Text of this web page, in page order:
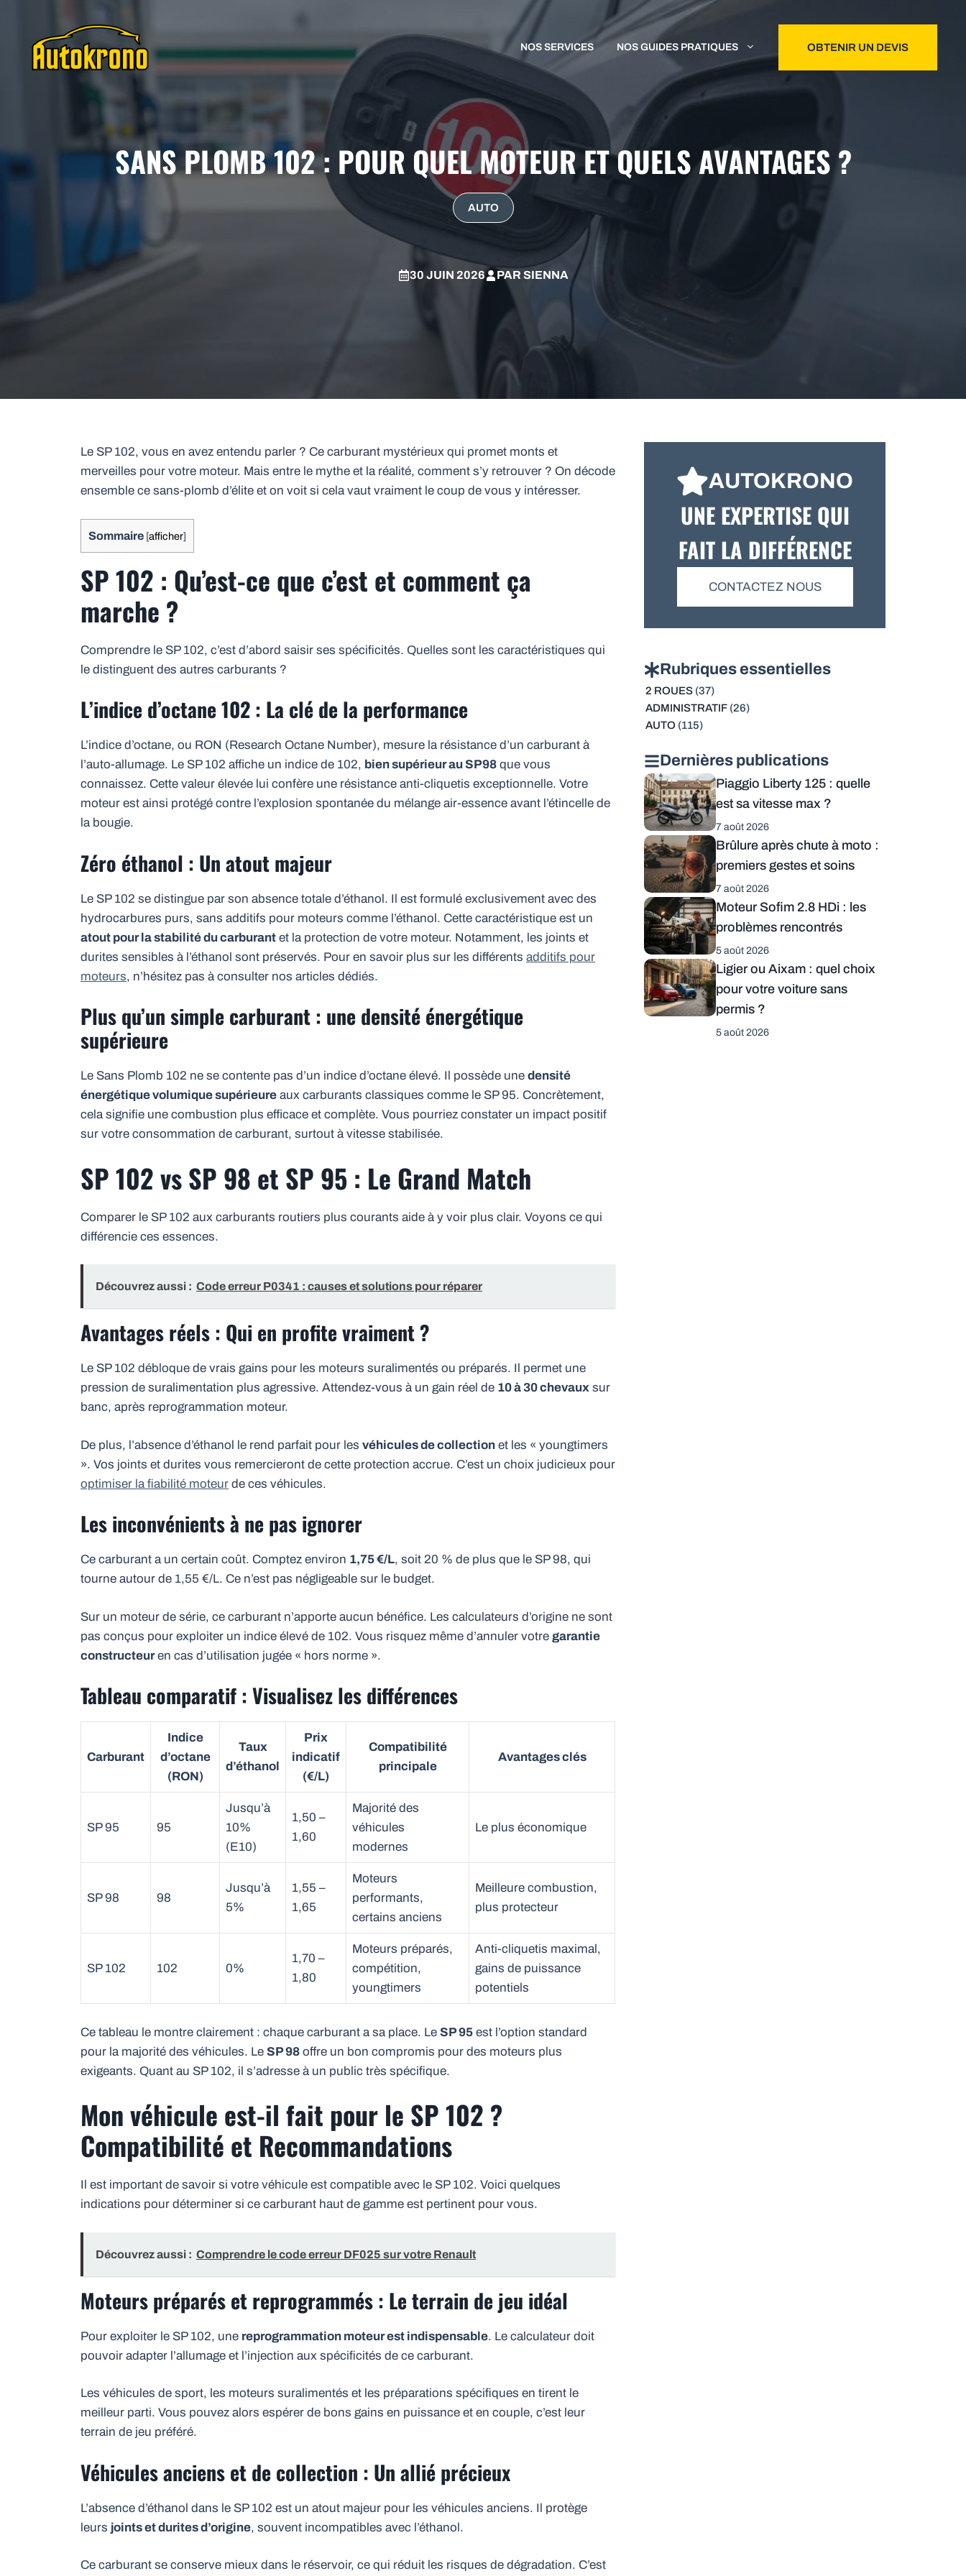
contenu
NOS SERVICES NOS GUIDES PRATIQUES OBTENIR UN DEVIS
SANS PLOMB 102 : POUR QUEL MOTEUR ET QUELS AVANTAGES ?
AUTO
30 JUIN 2026 PAR SIENNA
Le SP 102, vous en avez entendu parler ? Ce carburant mystérieux qui promet monts et
merveilles pour votre moteur. Mais entre le mythe et la réalité, comment s’y retrouver ? On décode
ensemble ce sans-plomb d’élite et on voit si cela vaut vraiment le coup de vous y intéresser.
Sommaire [afficher]
SP 102 : Qu’est-ce que c’est et comment ça
marche ?
Comprendre le SP 102, c’est d’abord saisir ses spécificités. Quelles sont les caractéristiques qui
le distinguent des autres carburants ?
L’indice d’octane 102 : La clé de la performance
L’indice d’octane, ou RON (Research Octane Number), mesure la résistance d’un carburant à
l’auto-allumage. Le SP 102 affiche un indice de 102, bien supérieur au SP98 que vous
connaissez. Cette valeur élevée lui confère une résistance anti-cliquetis exceptionnelle. Votre
moteur est ainsi protégé contre l’explosion spontanée du mélange air-essence avant l’étincelle de
la bougie.
Zéro éthanol : Un atout majeur
Le SP 102 se distingue par son absence totale d’éthanol. Il est formulé exclusivement avec des
hydrocarbures purs, sans additifs pour moteurs comme l’éthanol. Cette caractéristique est un
atout pour la stabilité du carburant et la protection de votre moteur. Notamment, les joints et
durites sensibles à l’éthanol sont préservés. Pour en savoir plus sur les différents additifs pour
moteurs, n’hésitez pas à consulter nos articles dédiés.
Plus qu’un simple carburant : une densité énergétique
supérieure
Le Sans Plomb 102 ne se contente pas d’un indice d’octane élevé. Il possède une densité
énergétique volumique supérieure aux carburants classiques comme le SP 95. Concrètement,
cela signifie une combustion plus efficace et complète. Vous pourriez constater un impact positif
sur votre consommation de carburant, surtout à vitesse stabilisée.
SP 102 vs SP 98 et SP 95 : Le Grand Match
Comparer le SP 102 aux carburants routiers plus courants aide à y voir plus clair. Voyons ce qui
différencie ces essences.
Découvrez aussi : Code erreur P0341 : causes et solutions pour réparer
Avantages réels : Qui en profite vraiment ?
Le SP 102 débloque de vrais gains pour les moteurs suralimentés ou préparés. Il permet une
pression de suralimentation plus agressive. Attendez-vous à un gain réel de 10 à 30 chevaux sur
banc, après reprogrammation moteur.
De plus, l’absence d’éthanol le rend parfait pour les véhicules de collection et les « youngtimers
». Vos joints et durites vous remercieront de cette protection accrue. C’est un choix judicieux pour
optimiser la fiabilité moteur de ces véhicules.
Les inconvénients à ne pas ignorer
Ce carburant a un certain coût. Comptez environ 1,75 €/L, soit 20 % de plus que le SP 98, qui
tourne autour de 1,55 €/L. Ce n’est pas négligeable sur le budget.
Sur un moteur de série, ce carburant n’apporte aucun bénéfice. Les calculateurs d’origine ne sont
pas conçus pour exploiter un indice élevé de 102. Vous risquez même d’annuler votre garantie
constructeuren cas d’utilisation jugée « hors norme ».
Tableau comparatif : Visualisez les différences
Carburant
Indice
d’octane
(RON)
Taux
d’éthanol
Prix
indicatif
(€/L)
Compatibilité
principale
Avantages clés
SP 95 95
Jusqu’à
10%
(E10)
1,50 –
1,60
Majorité des
véhicules
modernes
Le plus économique
SP 98 98
Jusqu’à
5%
1,55 –
1,65
Moteurs
performants,
certains anciens
Meilleure combustion,
plus protecteur
SP 102 102 0%
1,70 –
1,80
Moteurs préparés,
compétition,
youngtimers
Anti-cliquetis maximal,
gains de puissance
potentiels
Ce tableau le montre clairement : chaque carburant a sa place. Le SP 95 est l’option standard
pour la majorité des véhicules. Le SP 98 offre un bon compromis pour des moteurs plus
exigeants. Quant au SP 102, il s’adresse à un public très spécifique.
Mon véhicule est-il fait pour le SP 102 ?
Compatibilité et Recommandations
Il est important de savoir si votre véhicule est compatible avec le SP 102. Voici quelques
indications pour déterminer si ce carburant haut de gamme est pertinent pour vous.
Découvrez aussi : Comprendre le code erreur DF025 sur votre Renault
Moteurs préparés et reprogrammés : Le terrain de jeu idéal
Pour exploiter le SP 102, une reprogrammation moteur est indispensable. Le calculateur doit
pouvoir adapter l’allumage et l’injection aux spécificités de ce carburant.
Les véhicules de sport, les moteurs suralimentés et les préparations spécifiques en tirent le
meilleur parti. Vous pouvez alors espérer de bons gains en puissance et en couple, c’est leur
terrain de jeu préféré.
Véhicules anciens et de collection : Un allié précieux
L’absence d’éthanol dans le SP 102 est un atout majeur pour les véhicules anciens. Il protège
leurs joints et durites d’origine, souvent incompatibles avec l’éthanol.
Ce carburant se conserve mieux dans le réservoir, ce qui réduit les risques de dégradation. C’est
AUTOKRONO
UNE EXPERTISE QUI
FAIT LA DIFFÉRENCE
CONTACTEZ NOUS
Rubriques essentielles
2 ROUES(37)
ADMINISTRATIF(26)
AUTO (115)
Dernières publications
Piaggio Liberty 125 : quelle
est sa vitesse max ?
7 août 2026
Brûlure après chute à moto :
premiers gestes et soins
7 août 2026
Moteur Sofim 2.8 HDi : les
problèmes rencontrés
5 août 2026
Ligier ou Aixam : quel choix
pour votre voiture sans
permis ?
5 août 2026